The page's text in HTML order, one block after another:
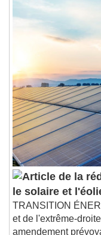
le solaire et
TRANSITION
et de l'extrême-